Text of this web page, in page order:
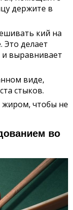
держите в
кий на
Это делает
выравнивает
виде,
стыков.
жиром, чтобы не
во